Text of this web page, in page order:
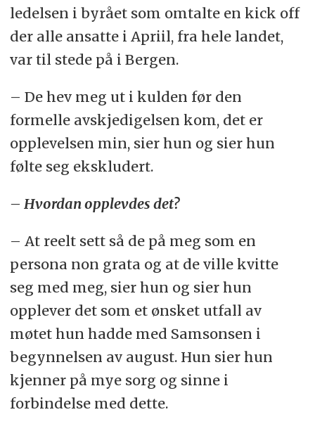
ledelsen i byrået som omtalte en kick off
der alle ansatte i Apriil, fra hele landet,
var til stede på i Bergen.
– De hev meg ut i kulden før den
formelle avskjedigelsen kom, det er
opplevelsen min, sier hun og sier hun
følte seg ekskludert.
– Hvordan opplevdes det?
– At reelt sett så de på meg som en
persona non grata og at de ville kvitte
seg med meg, sier hun og sier hun
opplever det som et ønsket utfall av
møtet hun hadde med Samsonsen i
begynnelsen av august. Hun sier hun
kjenner på mye sorg og sinne i
forbindelse med dette.